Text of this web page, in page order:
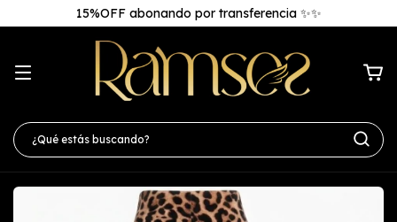
15%OFF abonando por transferencia ✨✨